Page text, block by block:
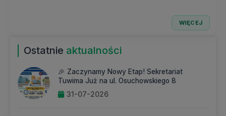
WIĘCEJ
Ostatnie aktualności
🎉 Zaczynamy Nowy Etap! Sekretariat
Tuwima Już na ul. Osuchowskiego 8
31-07-2026